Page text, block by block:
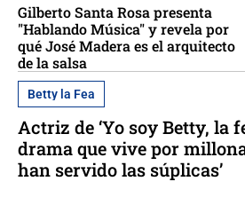
Gilberto Santa Rosa presenta
"Hablando Música" y revela por
qué José Madera es el arquitecto
de la salsa
Betty la Fea
Actriz de ‘Yo soy Betty, la
drama que vive por
han servido las súplicas’